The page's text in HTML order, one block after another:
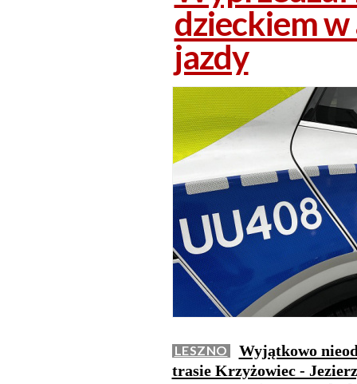
dzieckiem w
jazdy
LESZNO
Wyjątkowo
trasie Krzyżowiec -